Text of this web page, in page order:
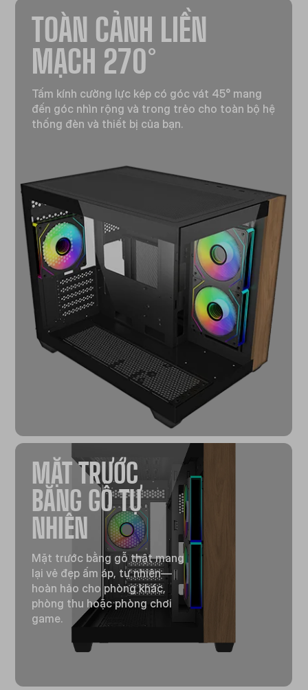
MẶT TRƯỚC
BẰNG GỖ TỰ
NHIÊN
Mặt trước bằng gỗ thật mang
lại vẻ đẹp ấm áp, tự nhiên—
hoàn hảo cho phòng khác,
phòng thu hoặc phòng chơi
game.
TOÀN CẢNH LIỀN
MẠCH 270°
Tấm kính cường lực kép có góc vát 45° mang
đến góc nhìn rộng và trong trẻo cho toàn bộ hệ
thống đèn và thiết bị của bạn.